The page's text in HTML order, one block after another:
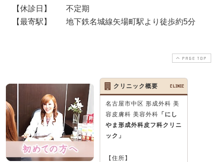
【休診日】
不定期
【最寄駅】
地下鉄名城線矢場町駅より徒歩約5分
PAGE TOP
クリニック概要 CLINIC
名古屋市中区 形成外科 美
容皮膚科 美容外科 「にし
やま形成外科皮フ科クリニ
ック」
【住所】